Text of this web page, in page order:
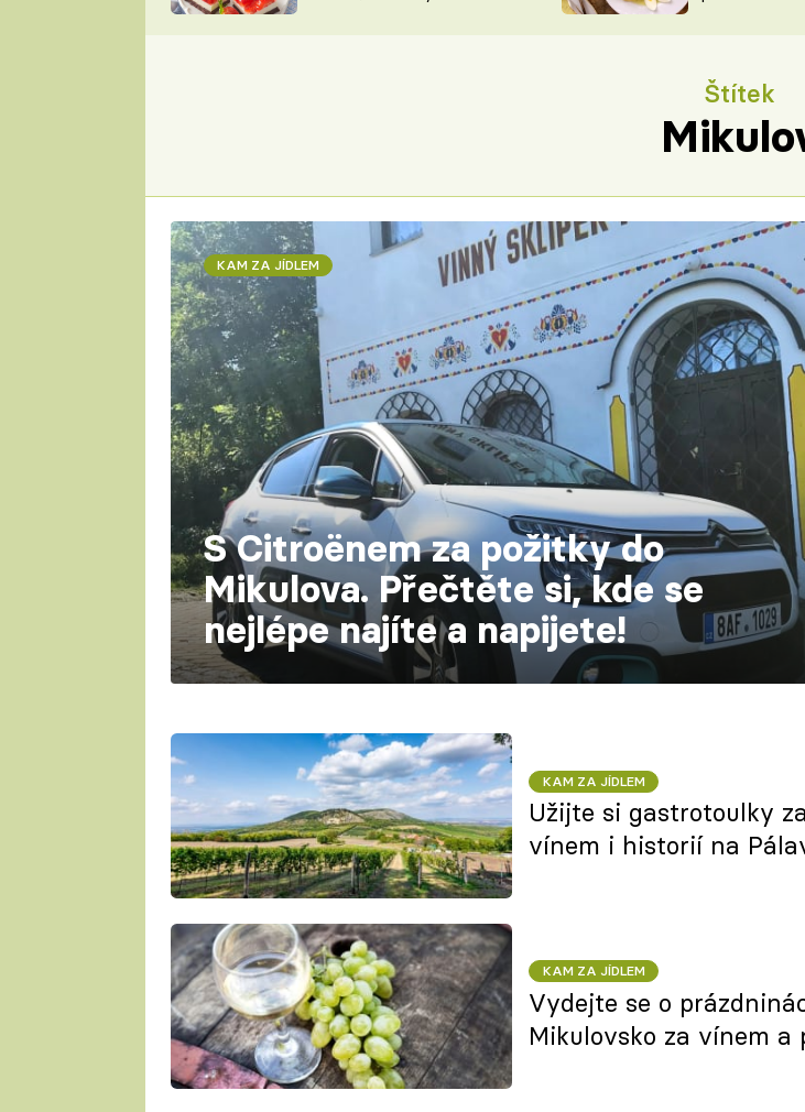
NA NÁKUPECH
Štítek
KAM ZA JÍDLEM
S Citroënem za požitky do
Mikulova. Přečtěte si, kde se
nejlépe najíte a napijete!
KAM ZA JÍDLEM
Užijte si gastrotoulky
vínem i historií na
KAM ZA JÍDLEM
Vydejte se o
Mikulovsko za vínem a